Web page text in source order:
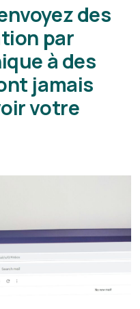
des
par
à des
jamais
votre